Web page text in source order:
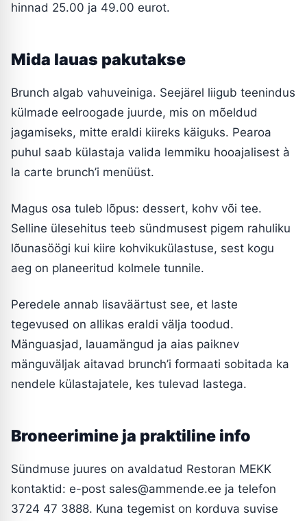
hinnad 25.00 ja 49.00 eurot.
Mida lauas pakutakse
Brunch algab vahuveiniga. Seejärel liigub teenindus
külmade eelroogade juurde, mis on mõeldud
jagamiseks, mitte eraldi kiireks käiguks. Pearoa
puhul saab külastaja valida lemmiku hooajalisest à
la carte brunch’i menüüst.
Magus osa tuleb lõpus: dessert, kohv või tee.
Selline ülesehitus teeb sündmusest pigem rahuliku
lõunasöögi kui kiire kohvikukülastuse, sest kogu
aeg on planeeritud kolmele tunnile.
Peredele annab lisaväärtust see, et laste
tegevused on allikas eraldi välja toodud.
Mänguasjad, lauamängud ja aias paiknev
mänguväljak aitavad brunch’i formaati sobitada ka
nendele külastajatele, kes tulevad lastega.
Broneerimine ja praktiline info
Sündmuse juures on avaldatud Restoran MEKK
kontaktid: e-post sales@ammende.ee ja telefon
3724 47 3888. Kuna tegemist on korduva suvise